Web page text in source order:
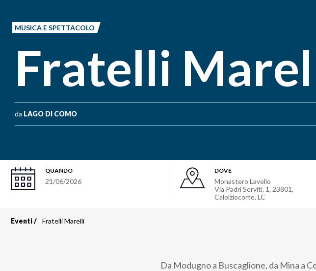
MUSICA E SPETTACOLO
Fratelli
da LAGO DI COMO
QUANDO
21/06/2026
DOVE
Monastero Lavello
Via Padri Serviti, 1, 23801,
Calolziocorte, LC
Eventi Fratelli Marelli
Da Modugno a Buscaglione, da Mina a